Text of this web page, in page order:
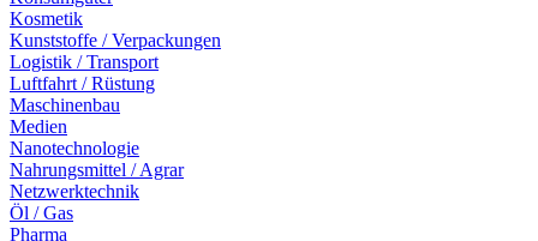
Kosmetik
Kunststoffe / Verpackungen
Logistik / Transport
Luftfahrt / Rüstung
Maschinenbau
Medien
Nanotechnologie
Nahrungsmittel / Agrar
Netzwerktechnik
Öl / Gas
Pharma